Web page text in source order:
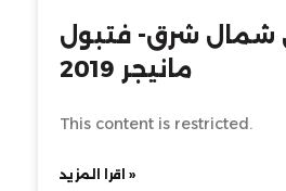
شمال شرق- فتبول
مانيجر 2019
This content is restricted.
اقرا المزيد »